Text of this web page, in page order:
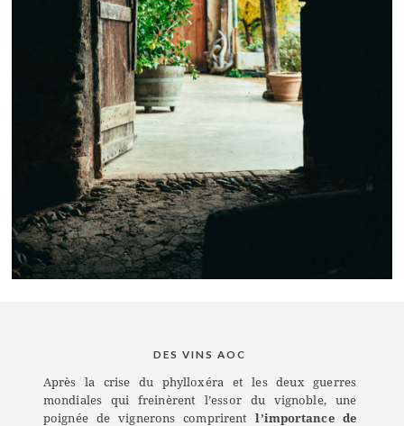
DES VINS AOC
Après la crise du phylloxéra et les deux guerres
mondiales qui freinèrent l’essor du vignoble, une
poignée de vignerons comprirentl’importance de